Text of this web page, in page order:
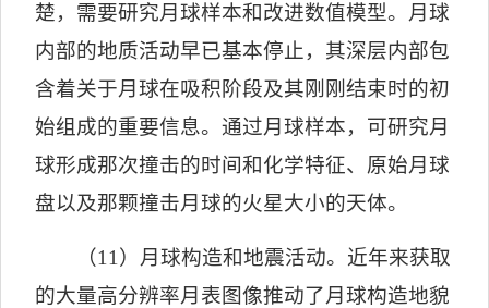
楚，需要研究月球样本和改进数值模型。月球
内部的地质活动早已基本停止，其深层内部包
含着关于月球在吸积阶段及其刚刚结束时的初
始组成的重要信息。通过月球样本，可研究月
球形成那次撞击的时间和化学特征、原始月球
盘以及那颗撞击月球的火星大小的天体。
（11 ）月球构造和地震活动。近年来获取
的大量高分辨率月表图像推动了月球构造地貌